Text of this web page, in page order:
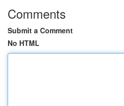
Comments
Submit a Comment
No HTML